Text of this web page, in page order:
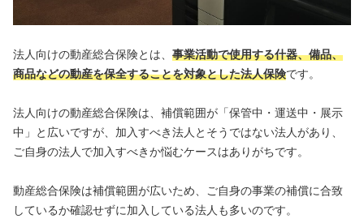
法人向けの動産総合保険とは、 事業活動で使用する什器、備品、
商品などの動産を保全することを対象とした法人保険です。
法人向けの動産総合保険は、補償範囲が「保管中・運送中・展示
中」と広いですが、 加入すべき法人とそうではない法人があり、
ご自身の法人で加入すべきか悩むケースはありがちです。
動産総合保険は補償範囲が広いため、ご自身の事業の補償に合致
しているか確認せずに加入している法人も多いのです。